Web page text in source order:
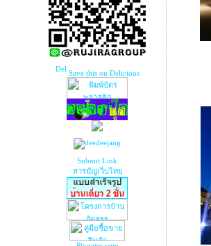
Save this on Delicious
Submit Link
สารบัญเว็บไทย